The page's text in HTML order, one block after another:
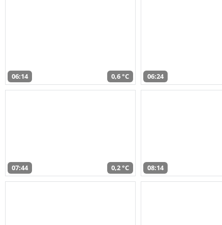
06:14 0,6 °C 06:24
07:44 0,2 °C 08:14